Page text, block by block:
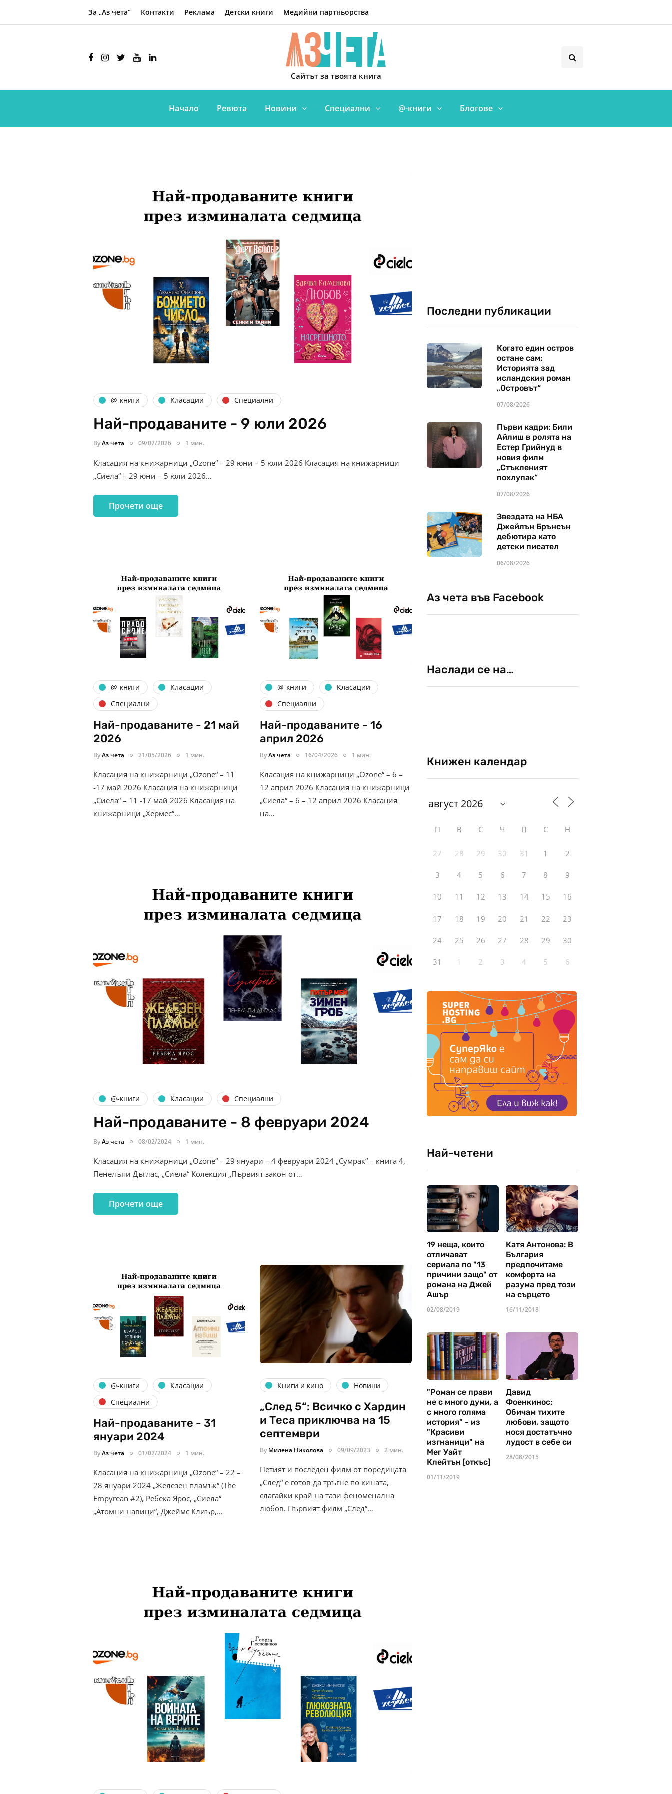
За „Аз чета“ Контакти Реклама Детски книги Медийни партньорства
Сайтът за твоята книга
Начало Ревюта Новини Специални @-книги Блогове
@-книги Класации Специални
Най-продаваните - 9 юли 2026
ByАз чета 09/07/2026 1 мин.
Класация на книжарници „Ozone“ – 29 юни – 5 юли 2026 Класация на книжарници
„Сиела“ – 29 юни – 5 юли 2026…
Прочети още
@-книги
Класации
Специални
Най-продаваните - 21 май
2026
ByАз чета 21/05/2026 1 мин.
Класация на книжарници „Ozone“ – 11
-17 май 2026 Класация на книжарници
„Сиела“ – 11 -17 май 2026 Класация на
книжарници „Хермес“…
@-книги
Класации
Специални
Най-продаваните - 16
април 2026
ByАз чета 16/04/2026 1 мин.
Класация на книжарници „Ozone“ – 6 –
12 април 2026 Класация на книжарници
„Сиела“ – 6 – 12 април 2026 Класация
на…
@-книги Класации Специални
Най-продаваните - 8 февруари 2024
ByАз чета 08/02/2024 1 мин.
Класация на книжарници „Ozone“ – 29 януари – 4 февруари 2024 „Сумрак“ – книга 4,
Пенелъпи Дъглас, „Сиела“ Колекция „Първият закон от…
Прочети още
@-книги
Класации
Специални
Най-продаваните - 31
януари 2024
ByАз чета 01/02/2024 1 мин.
Класация на книжарници „Ozone“ – 22 –
28 януари 2024 „Железен пламък“ (The
Empyrean #2), Ребека Ярос, „Сиела“
„Атомни навици”, Джеймс Клиър,…
Книги и кино Новини
„След 5“: Всичко с Хардин
и Теса приключва на 15
септември
By Милена Николова 09/09/2023 2 мин.
Петият и последен филм от поредицата
„След“ е готов да тръгне по кината,
слагайки край на тази феноменална
любов. Първият филм „След“…
Последни публикации
Когато един остров
остане сам:
Историята зад
исландския роман
„Островът“
07/08/2026
Първи кадри: Били
Айлиш в ролята на
Естер Грийнуд в
новия филм
„Стъкленият
похлупак“
07/08/2026
Звездата на НБА
Джейлън Брънсън
дебютира като
детски писател
06/08/2026
Аз чета във Facebook
Наслади се на…
Книжен календар
П В С Ч П С Н
27 28 29 30 31 1 2
3 4 5 6 7 8 9
10 11 12 13 14 15 16
17 18 19 20 21 22 23
24 25 26 27 28 29 30
31 1 2 3 4 5 6
Най-четени
19 неща, които
отличават
сериала по "13
причини защо" от
романа на Джей
Ашър
02/08/2019
Катя Антонова: В
България
предпочитаме
комфорта на
разума пред този
на сърцето
16/11/2018
"Роман се прави
не с много думи, а
с много голяма
история" - из
"Красиви
изгнаници" на
Мег Уайт
Клейтън [откъс]
01/11/2019
Давид
Фоенкинос:
Обичам тихите
любови, защото
нося достатъчно
лудост в себе си
28/08/2015